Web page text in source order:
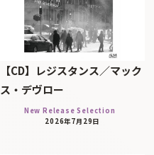
【CD】レジスタンス／マック
ス・デヴロー
New Release Selection
2026年7月29日